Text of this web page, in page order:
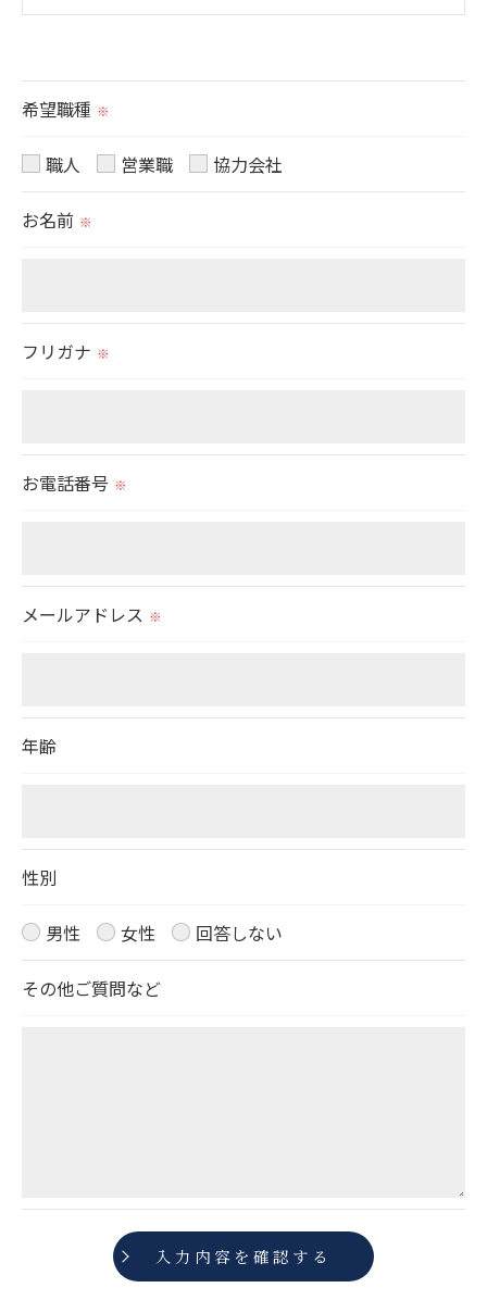
られた場合を除き、
ません。
＜個人情報の委託について＞
これらの委託先に対しては個人情報保護契約等の措
置をとり、適切な監督を行います。
当社では、個人情報の漏洩等がなされないよう、適
切に安全管理対策を実施します。
必要な情報を頂けない場合は、それに対応した当社
のサービスをご提供できない場合がございますので
＜個人情報の開示･訂正・削除･利用停止の手続につ
いて＞
ご本人である事を確認のうえ、対応させて頂きま
す。
きにつきましては、お電話でお問合せ下さい。
希望職種 ※
職人 営業職 協力会社
お名前 ※
フリガナ ※
お電話番号 ※
メールアドレス ※
年齢
性別
男性 女性 回答しない
その他ご質問など